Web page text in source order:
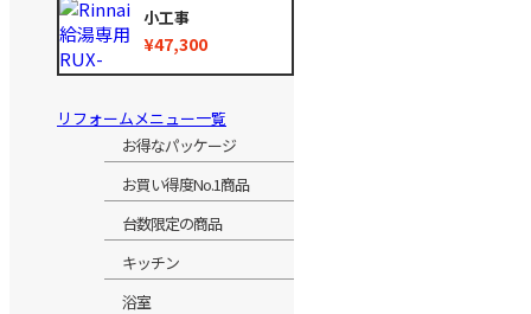
小工事
¥47,300
リフォームメニュー一覧
お得なパッケージ
お買い得度No.1商品
台数限定の商品
キッチン
浴室